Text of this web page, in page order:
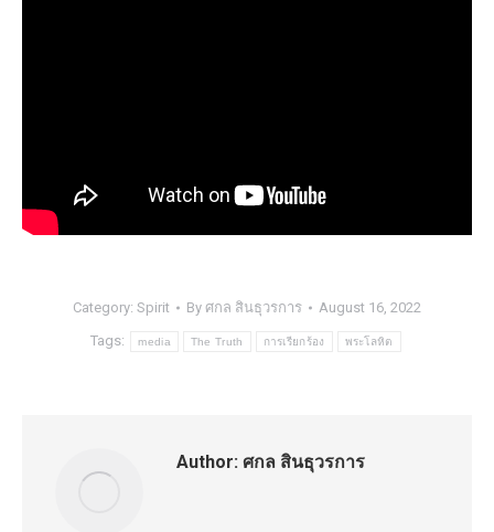
Category: Spirit By ศกล สินธุวรการ August 16, 2022
Tags: media The Truth การเรียกร้อง พระโลหิต
Author: ศกล สินธุวรการ